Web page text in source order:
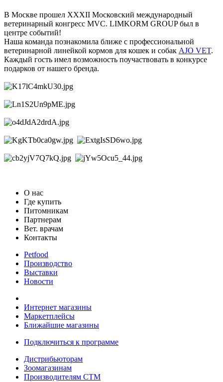
В Москве прошел ХХХII Московский международный
ветеринарный конгресс MVC. LIMKORM GROUP был в
центре событий!
Наша команда познакомила ближе с профессиональной
ветеринарной линейкой кормов для кошек и собак AJO VET.
Каждый гость имел возможность поучаствовать в конкурсе
подарков от нашего бренда.
О нас
Где купить
Питомникам
Партнерам
Вет. врачам
Контакты
Petfood
Производство
Выставки
Новости
Интернет магазины
Маркетплейсы
Ближайшие магазины
Подключиться к программе
Дистрибьюторам
Зоомагазинам
Производителям CTM